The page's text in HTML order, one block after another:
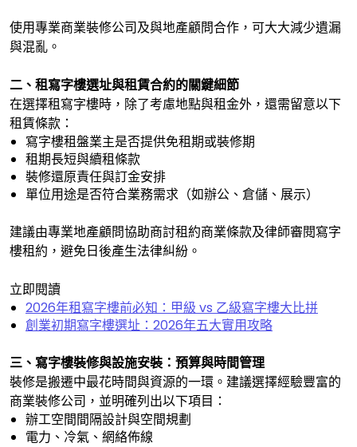
使用專業商業裝修公司及與地產顧問合作，可大大減少遺漏
與混亂。
二、租寫字樓選址與租賃合約的關鍵細節
在選擇租寫字樓時，除了考慮地點與租金外，還需留意以下
租賃條款：
寫字樓租盤業主是否提供免租期或裝修期
租期長短與續租條款
裝修還原責任與訂金安排
單位用途是否符合業務需求（如辦公、倉儲、展示）
建議由專業地產顧問協助商討租約商業條款及律師審閱寫字
樓租約，避免日後產生法律糾紛。
立即閱讀
2026年租寫字樓前必知：甲級 vs 乙級寫字樓大比拼
創業初期寫字樓選址：2026年五大實用攻略
三、寫字樓裝修與設施安裝：預算與時間管理
裝修是搬遷中最花時間與資源的一環。建議選擇經驗豐富的
商業裝修公司，並明確列出以下項目：
辦工空間間隔設計與空間規劃
電力、冷氣、網絡佈線